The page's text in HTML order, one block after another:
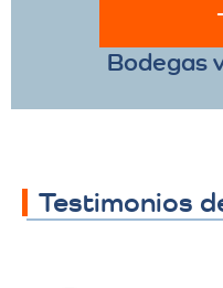
Bodegas
Testimonios